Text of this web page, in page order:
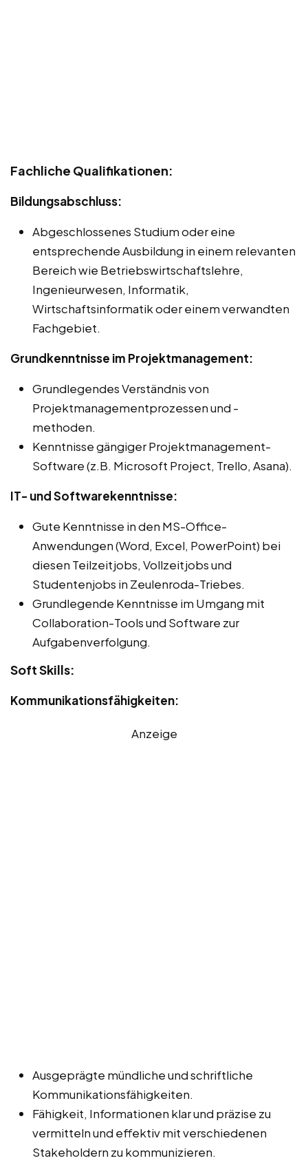
Fachliche Qualifikationen:
Bildungsabschluss:
Abgeschlossenes Studium oder eine
entsprechende Ausbildung in einem relevanten
Bereich wie Betriebswirtschaftslehre,
Ingenieurwesen, Informatik,
Wirtschaftsinformatik oder einem verwandten
Fachgebiet.
Grundkenntnisse im Projektmanagement:
Grundlegendes Verständnis von
Projektmanagementprozessen und -
methoden.
Kenntnisse gängiger Projektmanagement-
Software (z.B. Microsoft Project, Trello, Asana).
IT- und Softwarekenntnisse:
Gute Kenntnisse in den MS-Office-
Anwendungen (Word, Excel, PowerPoint) bei
diesen Teilzeitjobs, Vollzeitjobs und
Studentenjobs in Zeulenroda-Triebes.
Grundlegende Kenntnisse im Umgang mit
Collaboration-Tools und Software zur
Aufgabenverfolgung.
Soft Skills:
Kommunikationsfähigkeiten:
Anzeige
Ausgeprägte mündliche und schriftliche
Kommunikationsfähigkeiten.
Fähigkeit, Informationen klar und präzise zu
vermitteln und effektiv mit verschiedenen
Stakeholdern zu kommunizieren.